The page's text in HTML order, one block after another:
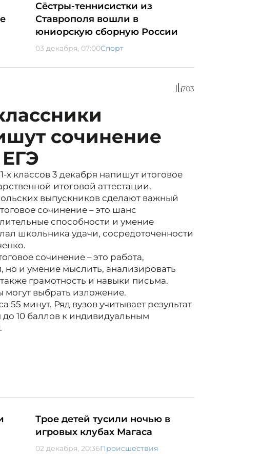
Сёстры-теннисистки из
Ставрополя вошли в
юниорскую сборную России
03 декабря, 07:00Спорт
703
сочинение
х классов 3 декабря напишут итоговое
итоговой аттестации.
выпускников сделают важный
сочинение – это шанс
способности и умение
школьника удачи, сосредоточенности
сочинение – это работа,
и умение мыслить, анализировать
грамотность и навыки письма.
выбрать изложение.
55 минут. Ряд вузов учитывает результат
до 10 баллов к индивидуальным
Трое детей тусили ночью в
игровых клубах Магаса
02 декабря, 20:36Происшествия